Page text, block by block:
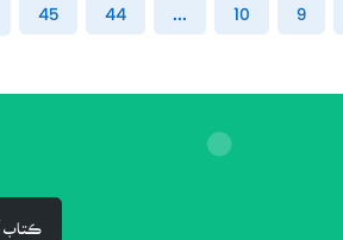
9
10
44
45
ڪتاب